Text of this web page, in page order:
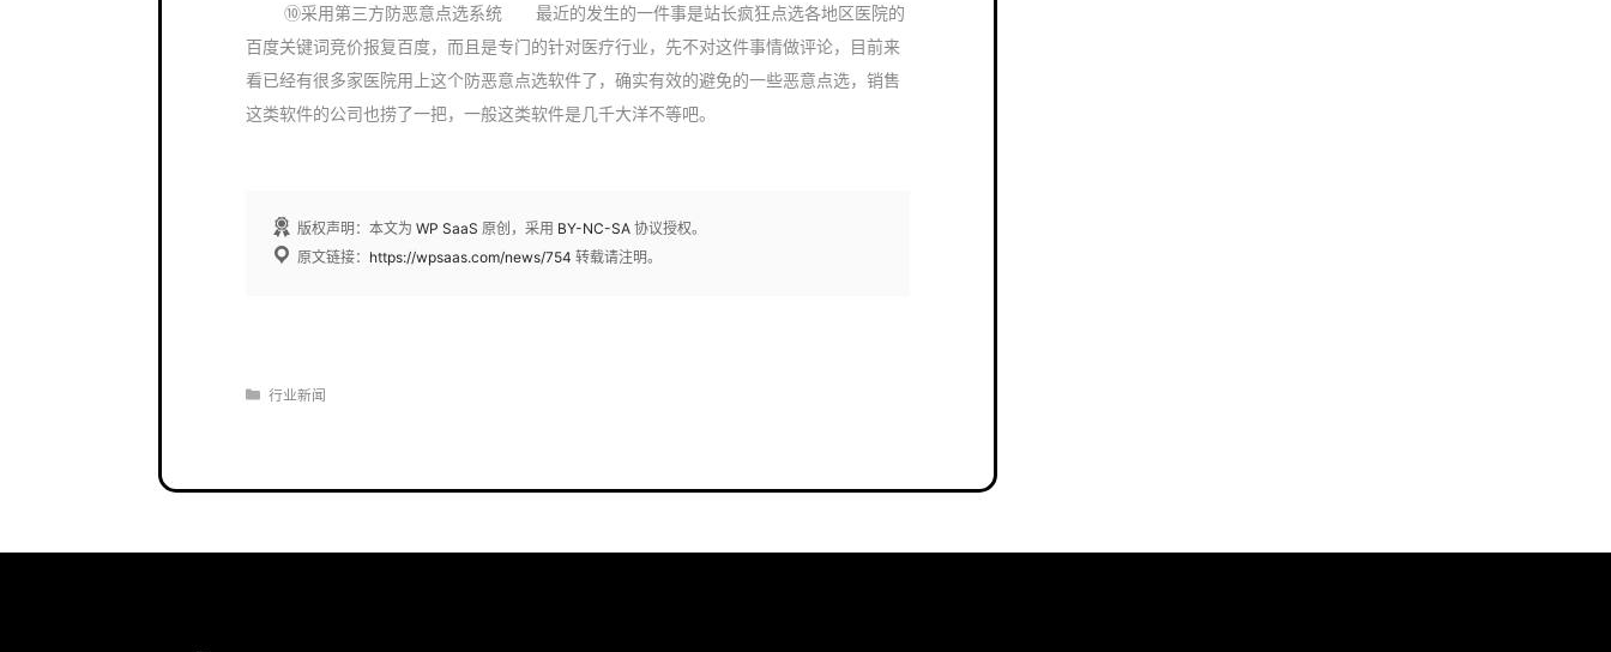
⑩采用第三方防恶意点选系统 最近的发生的一件事是站长疯狂点选各地区医院的
百度关键词竞价报复百度，而且是专门的针对医疗行业，先不对这件事情做评论，目前来
看已经有很多家医院用上这个防恶意点选软件了，确实有效的避免的一些恶意点选，销售
这类软件的公司也捞了一把，一般这类软件是几千大洋不等吧。
版权声明：本文为 WP SaaS 原创，采用 BY-NC-SA 协议授权。
原文链接： https://wpsaas.com/news/754 转载请注明。
分
行业新闻